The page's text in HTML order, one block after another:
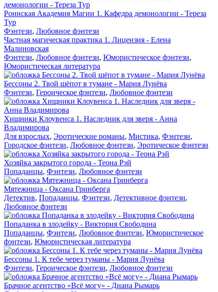
Роннская Академия Магии 1. Кафедра демонологии - Тереза
Тур
Фэнтези, Любовное фэнтези
Частная магическая практика 1. Лицензия - Елена
Малиновская
Фэнтези, Любовное фэнтези, Юмористическое фэнтези,
Юмористическая литература
Бессоны 2. Твой шёпот в тумане - Мария Лунёва
Фэнтези, Героическое фэнтези, Любовное фэнтези
Хищники Клоувенса 1. Наследник для зверя - Анна
Владимирова
Для взрослых, Эротические романы, Мистика, Фэнтези,
Городское фэнтези, Любовное фэнтези, Эротическое фэнтези
Хозяйка закрытого города - Теона Рэй
Попаданцы, Фэнтези, Любовное фэнтези
Мятежница - Оксана Гринберга
Детектив, Попаданцы, Фэнтези, Детективное фэнтези,
Любовное фэнтези
Попаданка в злодейку - Виктория Свободина
Попаданцы, Фэнтези, Любовное фэнтези, Юмористическое
фэнтези, Юмористическая литература
Бессоны 1. К тебе через туманы - Мария Лунёва
Фэнтези, Героическое фэнтези, Любовное фэнтези
Брачное агентство «Всё могу» - Диана Рымарь